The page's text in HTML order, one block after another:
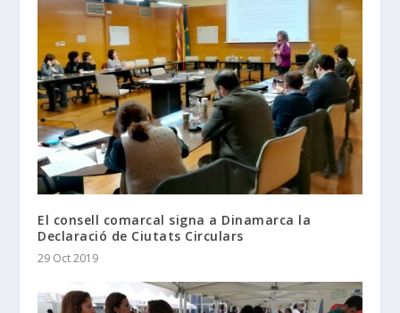
El consell comarcal signa a Dinamarca la
Declaració de Ciutats Circulars
29 Oct 2019